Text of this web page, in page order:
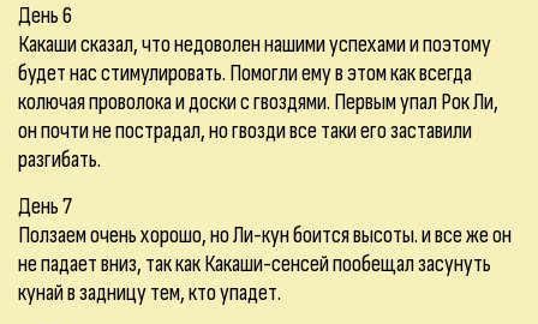
День 6
Какаши сказал, что недоволен нашими успехами и поэтому
будет нас стимулировать. Помогли ему в этом как всегда
колючая проволока и доски с гвоздями. Первым упал Рок Ли,
он почти не пострадал, но гвозди все таки его заставили
разгибать.
День 7
Ползаем очень хорошо, но Ли-кун боится высоты. и все же он
не падает вниз, так как Какаши-сенсей пообещал засунуть
кунай в задницу тем, кто упадет.